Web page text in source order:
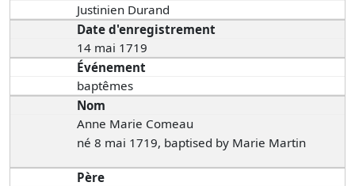
Justinien Durand
Date d'enregistrement
14 mai 1719
Événement
baptêmes
Nom
Anne Marie Comeau
né 8 mai 1719, baptised by Marie Martin
Père